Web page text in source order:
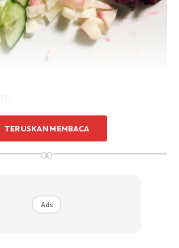
TERUSKAN MEMBACA
∞
Ads